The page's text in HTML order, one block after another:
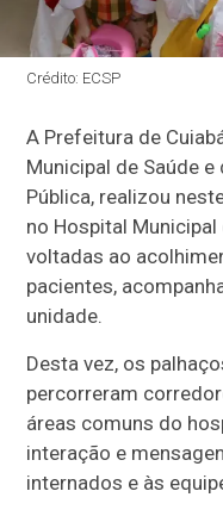
Crédito: ECSP
A Prefeitura de
Municipal de Saúde e
Pública, realizou
no Hospital Municipal
voltadas ao
pacientes,
unidade.
Desta vez, os
percorreram
áreas comuns do
interação e
internados e às